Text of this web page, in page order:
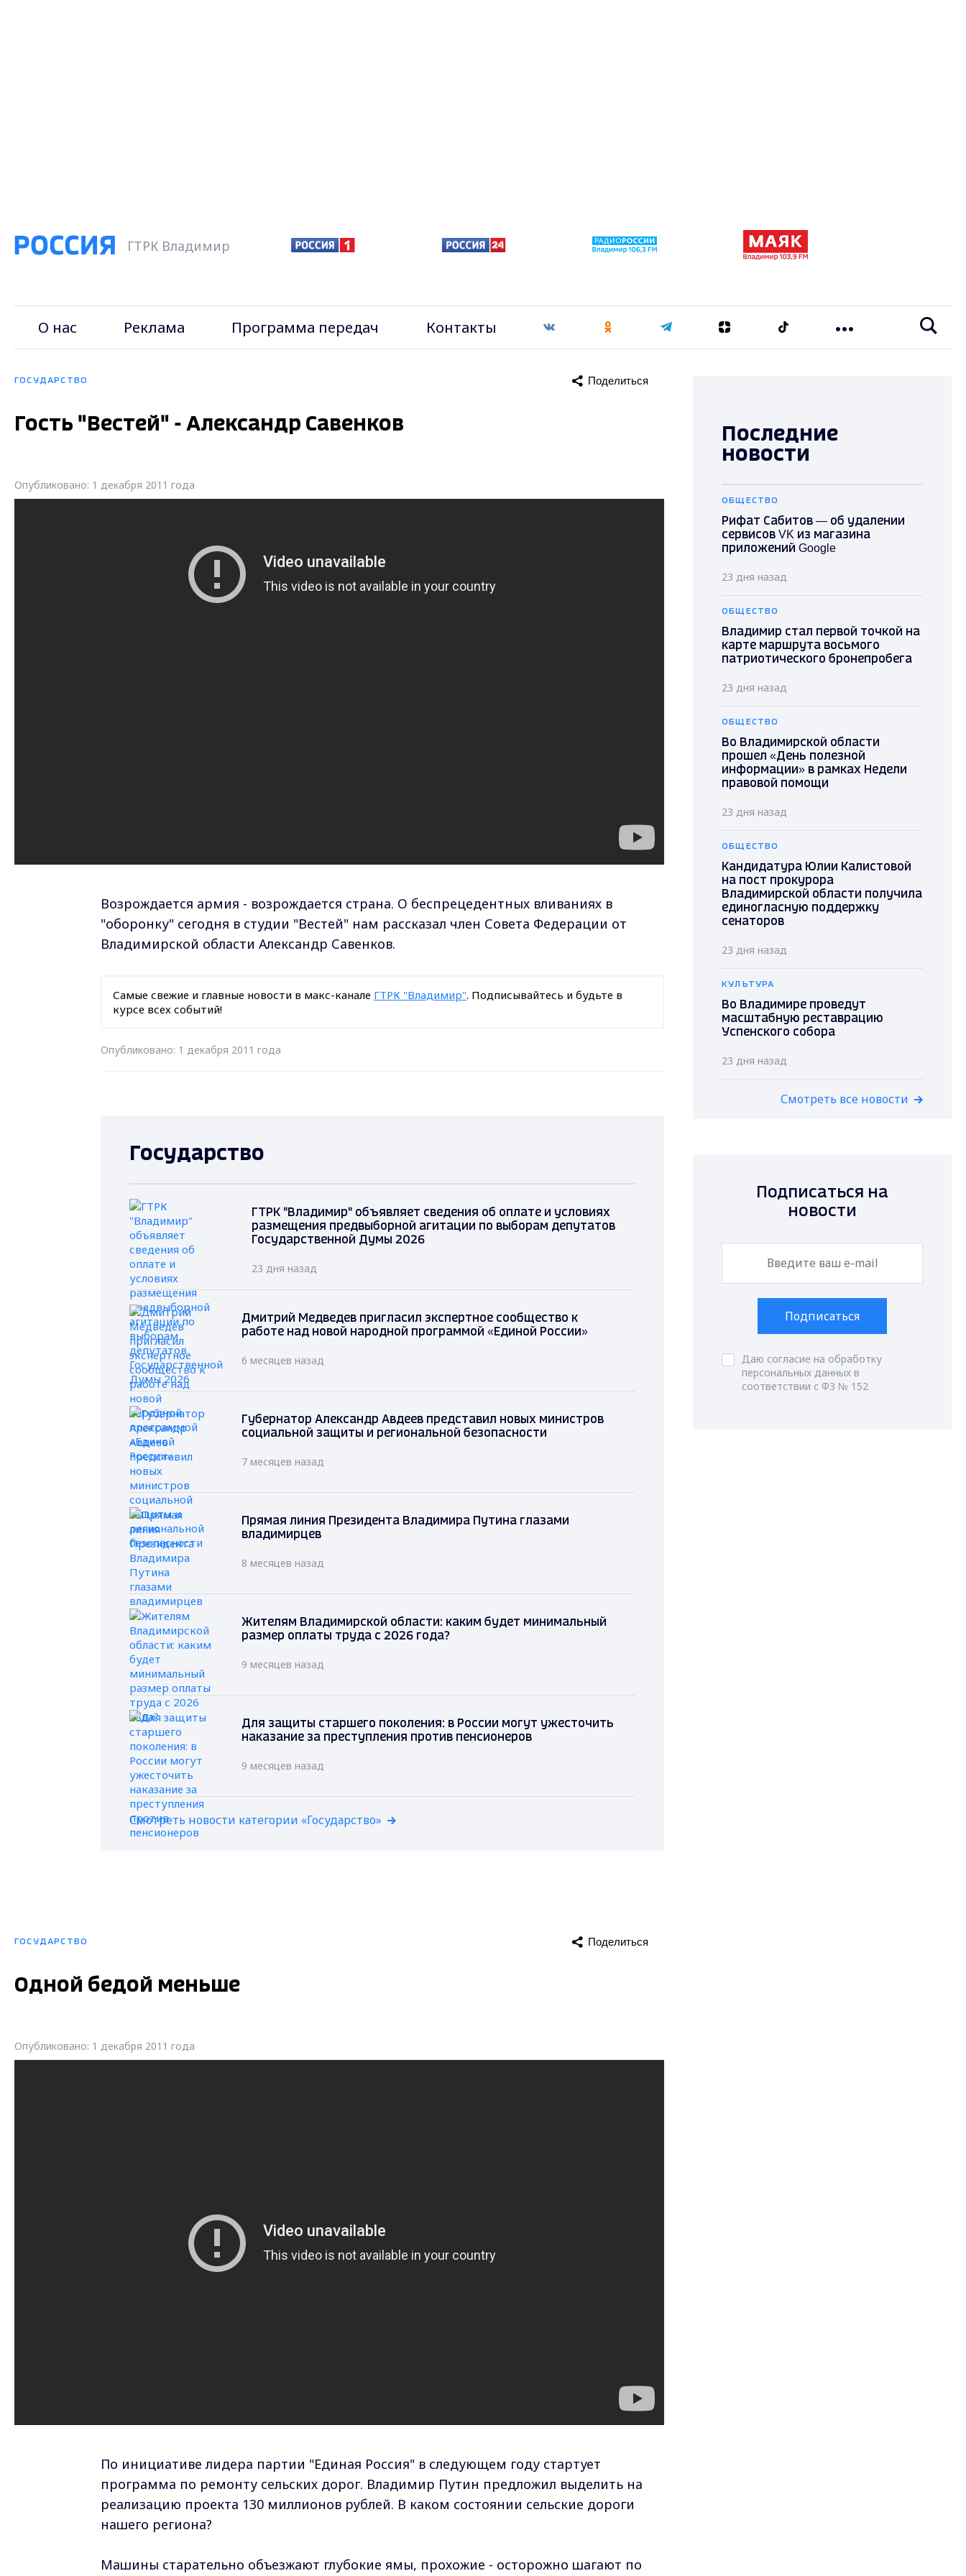
ГТРК Владимир
О нас Реклама Программа передач Контакты
ГОСУДАРСТВО Поделиться
Гость "Вестей" - Александр Савенков
Опубликовано: 1 декабря 2011 года
Возрождается армия - возрождается страна. О беспрецедентных вливаниях в
"оборонку" сегодня в студии "Вестей" нам рассказал член Совета Федерации от
Владимирской области Александр Савенков.
Самые свежие и главные новости в макс-канале ГТРК "Владимир". Подписывайтесь и будьте в
курсе всех событий!
Опубликовано: 1 декабря 2011 года
Государство
ГТРК "Владимир" объявляет сведения об оплате и условиях
размещения предвыборной агитации по выборам депутатов
Государственной Думы 2026
23 дня назад
Дмитрий Медведев пригласил экспертное сообщество к
работе над новой народной программой «Единой России»
6 месяцев назад
Губернатор Александр Авдеев представил новых министров
социальной защиты и региональной безопасности
7 месяцев назад
Прямая линия Президента Владимира Путина глазами
владимирцев
8 месяцев назад
Жителям Владимирской области: каким будет минимальный
размер оплаты труда с 2026 года?
9 месяцев назад
Для защиты старшего поколения: в России могут ужесточить
наказание за преступления против пенсионеров
9 месяцев назад
Смотреть новости категории «Государство»
ГОСУДАРСТВО Поделиться
Одной бедой меньше
Опубликовано: 1 декабря 2011 года
По инициативе лидера партии "Единая Россия" в следующем году стартует
программа по ремонту сельских дорог. Владимир Путин предложил выделить на
реализацию проекта 130 миллионов рублей. В каком состоянии сельские дороги
нашего региона?
Машины старательно объезжают глубокие ямы, прохожие - осторожно шагают по
Последние
новости
ОБЩЕСТВО
Рифат Сабитов — об удалении
сервисов VK из магазина
приложений Google
23 дня назад
ОБЩЕСТВО
Владимир стал первой точкой на
карте маршрута восьмого
патриотического бронепробега
23 дня назад
ОБЩЕСТВО
Во Владимирской области
прошел «День полезной
информации» в рамках Недели
правовой помощи
23 дня назад
ОБЩЕСТВО
Кандидатура Юлии Калистовой
на пост прокурора
Владимирской области получила
единогласную поддержку
сенаторов
23 дня назад
КУЛЬТУРА
Во Владимире проведут
масштабную реставрацию
Успенского собора
23 дня назад
Смотреть все новости
Подписаться на
новости
Подписаться
Даю согласие на обработку
персональных данных в
соответствии с ФЗ № 152